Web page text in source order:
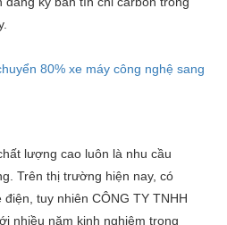
80% xe máy công nghệ sang
lượng cao luôn là nhu cầu
Trên thị trường hiện nay, có
tuy nhiên CÔNG TY TNHH
nhiều năm kinh nghiệm trong